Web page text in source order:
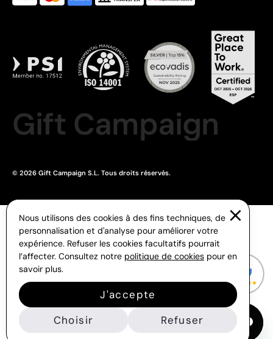
Gift Campaign
© 2026 Gift Campaign S.L. Tous droits réservés.
Nous utilisons des cookies à des fins techniques, de
personnalisation et d'analyse pour améliorer votre
expérience. Refuser les cookies facultatifs pourrait
l’affecter. Consultez notre politique de cookies pour en
savoir plus.
J'accepte
Choisir
Refuser